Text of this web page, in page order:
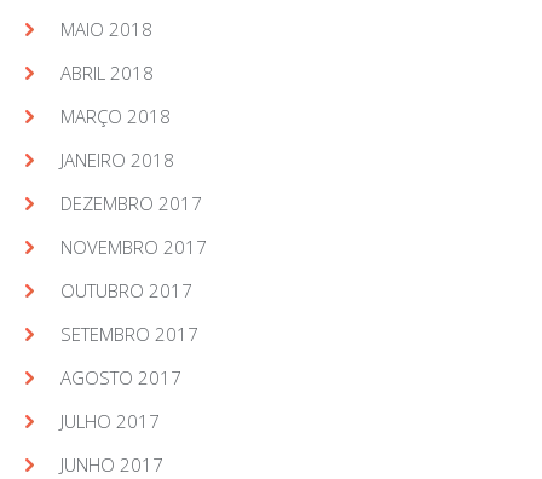
MAIO 2018
ABRIL 2018
MARÇO 2018
JANEIRO 2018
DEZEMBRO 2017
NOVEMBRO 2017
OUTUBRO 2017
SETEMBRO 2017
AGOSTO 2017
JULHO 2017
JUNHO 2017